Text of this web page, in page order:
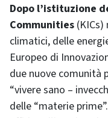
Dopo l’istituzione
Communities
climatici, delle
Europeo di
due nuove comunità
“vivere sano –
delle “materie